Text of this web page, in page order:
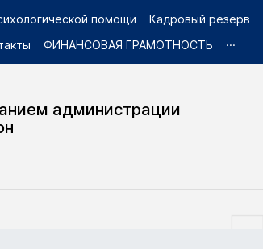
администрации
помощи Кадровый резерв
ФИНАНСОВАЯ ГРАМОТНОСТЬ ···